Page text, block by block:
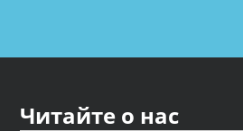
Читайте о нас